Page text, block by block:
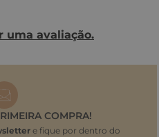
uma avaliação.
COMPRA!
e fique por dentro do